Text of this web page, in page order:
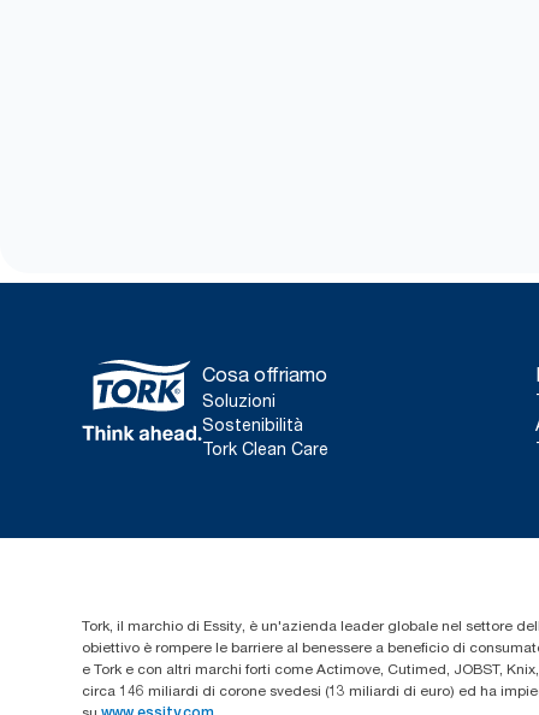
Cosa offriamo
Soluzioni
Sostenibilità
Tork Clean Care
Tork, il marchio di Essity, è un'azienda leader globale nel settore
obiettivo è rompere le barriere al benessere a beneficio di
e Tork e con altri marchi forti come Actimove, Cutimed, JOBST,
circa 146 miliardi di corone svedesi (13 miliardi di euro) ed ha